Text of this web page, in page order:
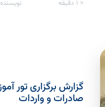
< 1 دقیقه
گزارش برگزاری تور
صادرات و واردات